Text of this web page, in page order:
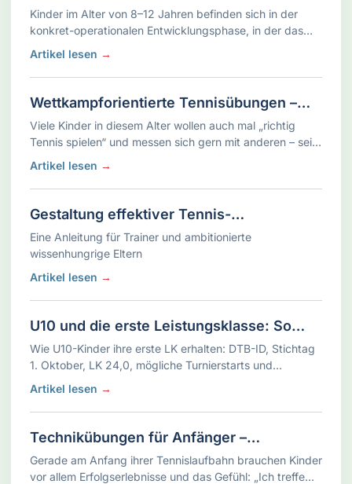
Aufmerksamkeitssteuerung – Fokus im
Training und Match
Kinder im Alter von 8–12 Jahren befinden sich in der
konkret-operationalen Entwicklungsphase, in der das
Denken flexibler wird. Ihre Aufmerksamkeitsspanne ist
Artikel lesen →
Wettkampforientierte Tennisübungen –
Spielerisch ans Match heranführen
Viele Kinder in diesem Alter wollen auch mal „richtig
Tennis spielen“ und messen sich gern mit anderen – sei
es im Training oder ersten Turnieren.
Artikel lesen →
Gestaltung effektiver Tennis-
Trainingsstunden für Kinder
Eine Anleitung für Trainer und ambitionierte
wissenhungrige Eltern
Artikel lesen →
U10 und die erste Leistungsklasse: So
funktioniert der Einstieg
Wie U10-Kinder ihre erste LK erhalten: DTB-ID, Stichtag
1. Oktober, LK 24,0, mögliche Turnierstarts und
regionale Regeln verständlich erklärt.
Artikel lesen →
Technikübungen für Anfänger –
Spielerisch Tennis lernen
Gerade am Anfang ihrer Tennislaufbahn brauchen Kinder
vor allem Erfolgserlebnisse und das Gefühl: „Ich treffe